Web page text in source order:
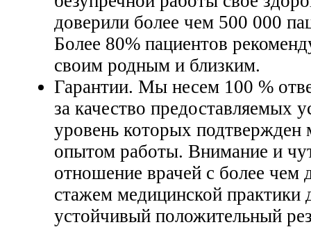
доверили более чем 500 000
Более 80% пациентов
своим родным и близким.
Гарантии. Мы несем 100 %
за качество предоставляемых
уровень которых подтвержден
опытом работы. Внимание и
отношение врачей с более чем
стажем медицинской практики
устойчивый положительный